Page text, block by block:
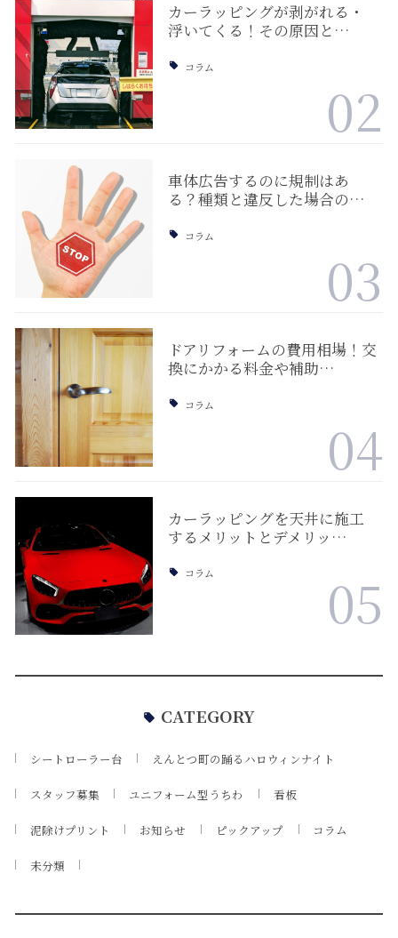
カーラッピングが剥がれる・
浮いてくる！その原因と…
コラム
02
車体広告するのに規制はあ
る？種類と違反した場合の…
コラム
03
ドアリフォームの費用相場！交
換にかかる料金や補助…
コラム
04
カーラッピングを天井に施工
するメリットとデメリッ…
コラム 05
CATEGORY
シートローラー台 えんとつ町の踊るハロウィンナイト
スタッフ募集 ユニフォーム型うちわ 看板
泥除けプリント お知らせ ピックアップ コラム
未分類